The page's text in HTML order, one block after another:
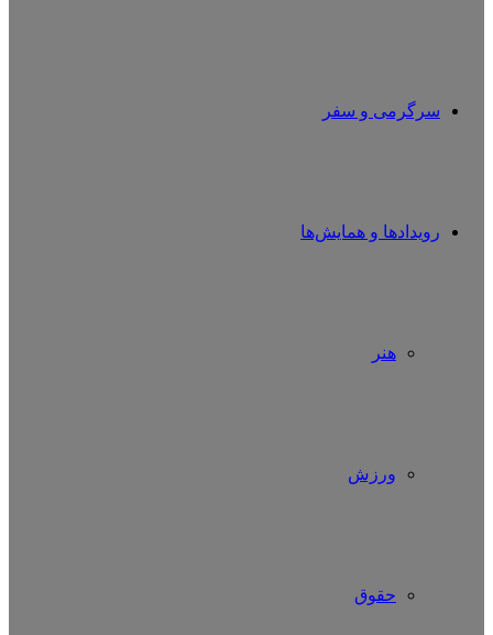
سرگرمی و سفر
رویدادها و همایش‌ها
هنر
ورزش
حقوق